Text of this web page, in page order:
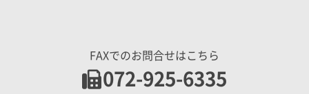
FAXでのお問合せはこちら
072-925-6335